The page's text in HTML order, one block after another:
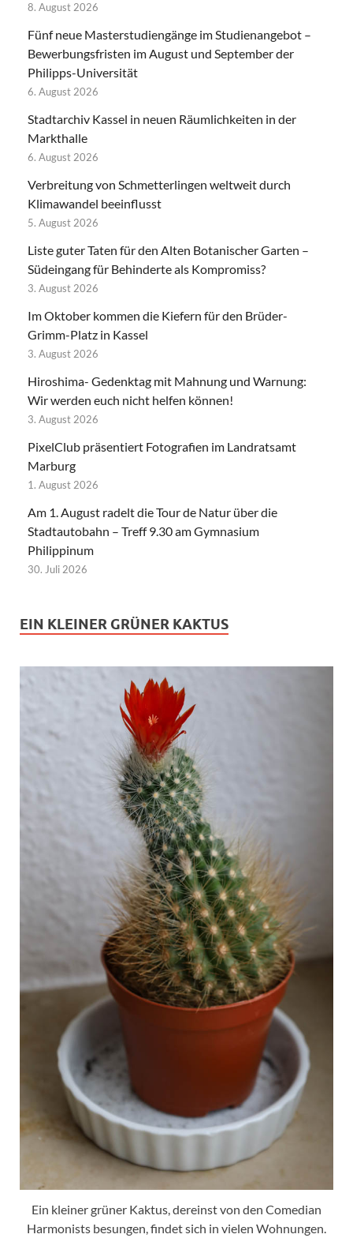
8. August 2026
Fünf neue Masterstudiengänge im Studienangebot –
Bewerbungsfristen im August und September der
Philipps-Universität
6. August 2026
Stadtarchiv Kassel in neuen Räumlichkeiten in der
Markthalle
6. August 2026
Verbreitung von Schmetterlingen weltweit durch
Klimawandel beeinflusst
5. August 2026
Liste guter Taten für den Alten Botanischer Garten –
Südeingang für Behinderte als Kompromiss?
3. August 2026
Im Oktober kommen die Kiefern für den Brüder-
Grimm-Platz in Kassel
3. August 2026
Hiroshima- Gedenktag mit Mahnung und Warnung:
Wir werden euch nicht helfen können!
3. August 2026
PixelClub präsentiert Fotografien im Landratsamt
Marburg
1. August 2026
Am 1. August radelt die Tour de Natur über die
Stadtautobahn – Treff 9.30 am Gymnasium
Philippinum
30. Juli 2026
EIN KLEINER GRÜNER KAKTUS
Ein kleiner grüner Kaktus, dereinst von den Comedian
Harmonists besungen, findet sich in vielen Wohnungen.